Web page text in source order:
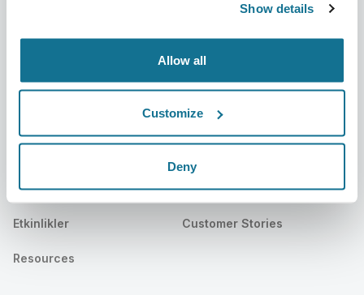
Show details
Allow all
Customize
Deny
Hakkımızda
Yayınlar
Etkinlikler
Resources
Cerrahlar
Cerrahın ana sayfası
3D İş yöneticisi
Hasta incelemeleri
Customer Stories